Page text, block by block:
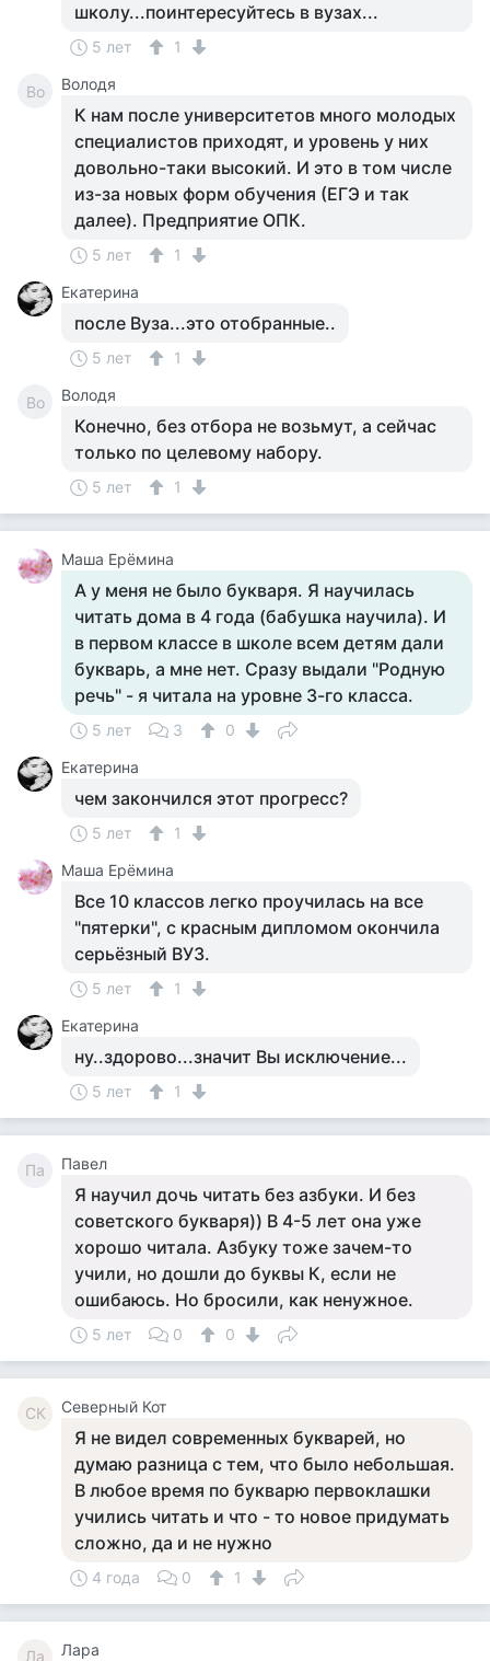
школу...поинтересуйтесь в вузах...
5 лет 1
Во Володя
К нам после университетов много молодых
специалистов приходят, и уровень у них
довольно-таки высокий. И это в том числе
из-за новых форм обучения (ЕГЭ и так
далее). Предприятие ОПК.
5 лет
1
Екатерина
после Вуза...это отобранные..
5 лет 1
Во Володя
Конечно, без отбора не возьмут, а сейчас
только по целевому набору.
5 лет 1
Маша Ерёмина
А у меня не было букваря. Я научилась
читать дома в 4 года (бабушка научила). И
в первом классе в школе всем детям дали
букварь, а мне нет. Сразу выдали "Родную
речь" - я читала на уровне 3-го класса.
5 лет 3
0
Екатерина
чем закончился этот прогресс?
5 лет
1
Маша Ерёмина
Все 10 классов легко проучилась на все
"пятерки", с красным дипломом окончила
серьёзный ВУЗ.
5 лет
1
Екатерина
ну..здорово...значит Вы исключение...
5 лет 1
Па Павел
Я научил дочь читать без азбуки. И без
советского букваря)) В 4-5 лет она уже
хорошо читала. Азбуку тоже зачем-то
учили, но дошли до буквы К, если не
ошибаюсь. Но бросили, как ненужное.
5 лет 0 0
СК Северный Кот
Я не видел современных букварей, но
думаю разница с тем, что было небольшая.
В любое время по букварю первоклашки
учились читать и что - то новое придумать
сложно, да и не нужно
4 года 0 1
Ла Лара